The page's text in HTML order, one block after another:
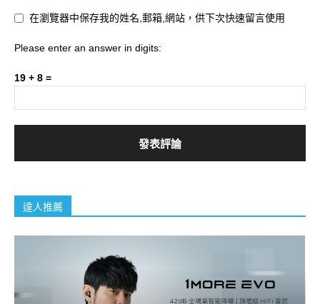
在瀏覽器中保存我的姓名,郵箱,網站，供下次快速留言使用
Please enter an answer in digits:
19 + 8 =
達人推薦